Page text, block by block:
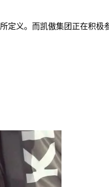
义。而凯傲集团正在积极